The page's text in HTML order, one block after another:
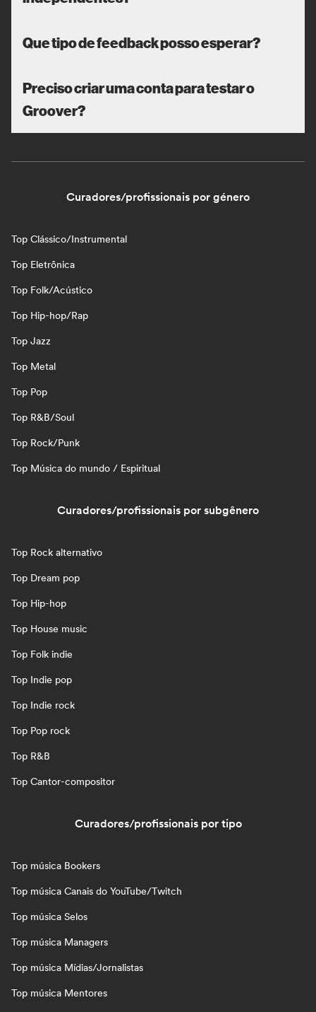
Que tipo de feedback posso esperar?
Preciso criar uma conta para testar o
Groover?
Curadores/profissionais por género
Top Clássico/Instrumental
Top Eletrônica
Top Folk/Acústico
Top Hip-hop/Rap
Top Jazz
Top Metal
Top Pop
Top R&B/Soul
Top Rock/Punk
Top Música do mundo / Espiritual
Curadores/profissionais por subgênero
Top Rock alternativo
Top Dream pop
Top Hip-hop
Top House music
Top Folk indie
Top Indie pop
Top Indie rock
Top Pop rock
Top R&B
Top Cantor-compositor
Curadores/profissionais por tipo
Top música Bookers
Top música Canais do YouTube/Twitch
Top música Selos
Top música Managers
Top música Mídias/Jornalistas
Top música Mentores